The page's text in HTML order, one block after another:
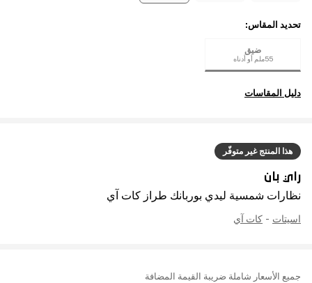
هذا المنتج غير متوفّر
راي بان
نظارات شمسية ليدي بوربانك طراز كات آي
اسيتات - كات آي
جميع الأسعار شاملة ضريبة القيمة المضافة
تحديد المقاس:
ضيق
55ملم أو أدناه
دليل المقاسات